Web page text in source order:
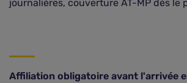
journalières, couverture AT-MP dès le
Affiliation obligatoire avant l'arrivée